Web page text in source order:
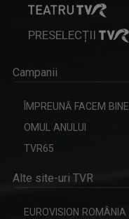
PRESELECȚII
Campanii
ÎMPREUNĂ FACEM BINE
OMUL ANULUI
TVR65
Alte site-uri TVR
EUROVISION ROMÂNIA